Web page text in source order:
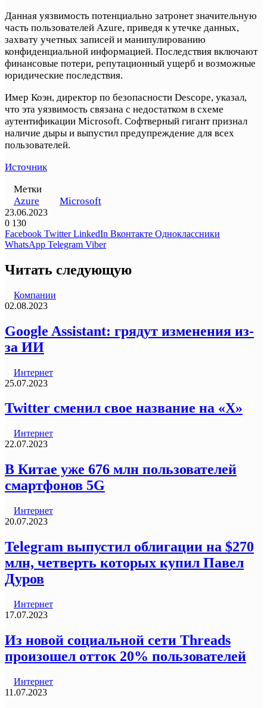
Данная уязвимость потенциально затронет значительную
часть пользователей Azure, приведя к утечке данных,
захвату учетных записей и манипулированию
конфиденциальной информацией. Последствия включают
финансовые потери, репутационный ущерб и возможные
юридические последствия.
Имер Коэн, директор по безопасности Descope, указал,
что эта уязвимость связана с недостатком в схеме
аутентификации Microsoft. Софтверный гигант признал
наличие дыры и выпустил предупреждение для всех
пользователей.
Источник
Метки
Azure
Microsoft
23.06.2023
0 130
Facebook Twitter LinkedIn Вконтакте Одноклассники
WhatsApp Telegram Viber
Читать следующую
Компании
02.08.2023
Google Assistant: грядут изменения из-
за ИИ
Интернет
25.07.2023
Twitter сменил свое название на «Х»
Интернет
22.07.2023
В Китае уже 676 млн пользователей
смартфонов 5G
Интернет
20.07.2023
Telegram выпустил облигации на $270
млн, четверть которых купил Павел
Дуров
Интернет
17.07.2023
Из новой социальной сети Threads
произошел отток 20% пользователей
Интернет
11.07.2023